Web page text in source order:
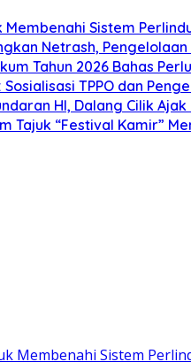
Sistem
Netrash,
Tahun 2026 Bahas
TPPO dan
HI, Dalang Cilik
Tajuk “Festival Kamir”